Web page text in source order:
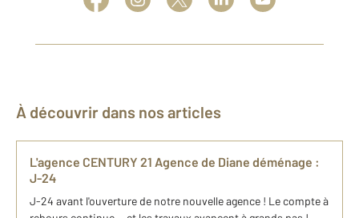
À découvrir dans nos articles
L'agence CENTURY 21 Agence de Diane déménage :
J-24
J-24 avant l'ouverture de notre nouvelle agence ! Le compte à